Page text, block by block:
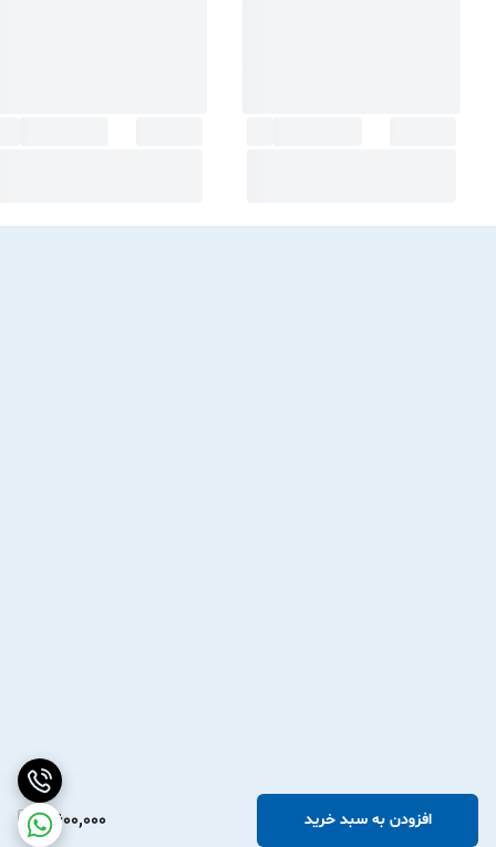
2,600,000 افزودن به سبد خرید